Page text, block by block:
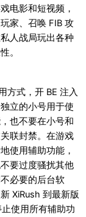
电影和短视频，
家、召唤 FIB 攻
人战局玩出各种
。
方式，开 BE 注入
立的小号用于使
也不要在小号和
联封禁。在游戏
使用辅助功能，
要过度骚扰其他
必要的后台软
XiRush 到最新版
使用所有辅助功